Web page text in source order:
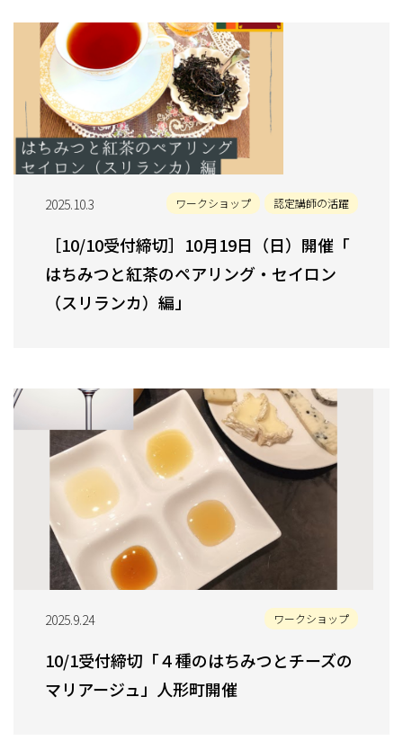
2025.10.3 ワークショップ 認定講師の活躍
［10/10受付締切］10月19日（日）開催「
はちみつと紅茶のペアリング・セイロン
（スリランカ）編」
2025.9.24 ワークショップ
10/1受付締切「４種のはちみつとチーズの
マリアージュ」人形町開催